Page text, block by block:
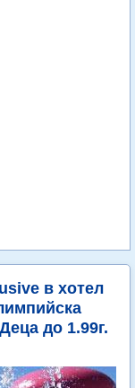
в хотел
до 1.99г.